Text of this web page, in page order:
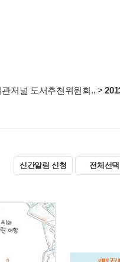
저널 도서추천위원회.. >
신간알림 신청 전체선택